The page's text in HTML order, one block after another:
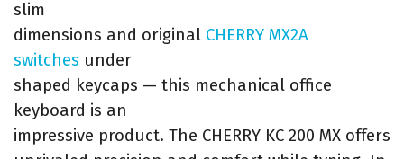
slim
dimensions and original CHERRY MX2A
switches under
shaped keycaps — this mechanical office
keyboard is an
impressive product. The CHERRY KC 200 MX offers